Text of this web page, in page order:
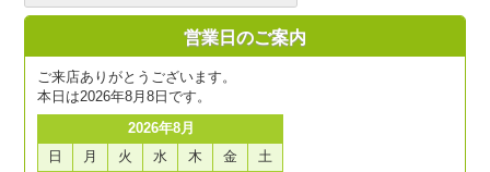
営業日のご案内
ご来店ありがとうございます。
本日は2026年8月8日です。
2026年8月
日
月 火 水 木 金
土